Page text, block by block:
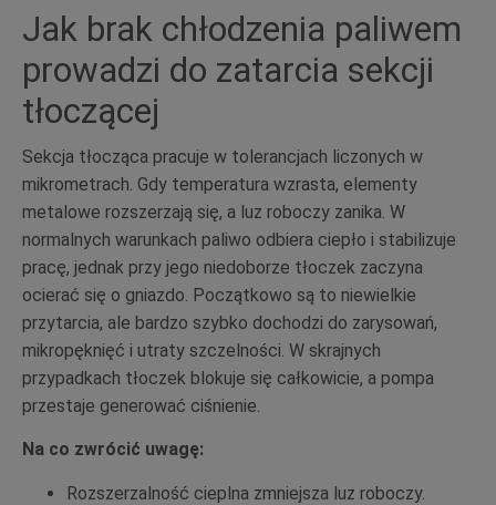
Jak brak chłodzenia paliwem
prowadzi do zatarcia sekcji
tłoczącej
Sekcja tłocząca pracuje w tolerancjach liczonych w
mikrometrach. Gdy temperatura wzrasta, elementy
metalowe rozszerzają się, a luz roboczy zanika. W
normalnych warunkach paliwo odbiera ciepło i stabilizuje
pracę, jednak przy jego niedoborze tłoczek zaczyna
ocierać się o gniazdo. Początkowo są to niewielkie
przytarcia, ale bardzo szybko dochodzi do zarysowań,
mikropęknięć i utraty szczelności. W skrajnych
przypadkach tłoczek blokuje się całkowicie, a pompa
przestaje generować ciśnienie.
Na co zwrócić uwagę:
Rozszerzalność cieplna zmniejsza luz roboczy.